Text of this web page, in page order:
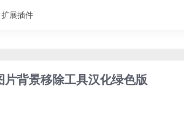
扩展插件
背景移除工具汉化绿色版